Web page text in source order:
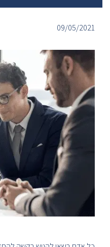
09/05/2021